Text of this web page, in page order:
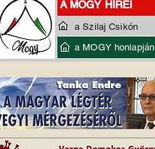
a Szilaj Csikón
a MOGY honlapján